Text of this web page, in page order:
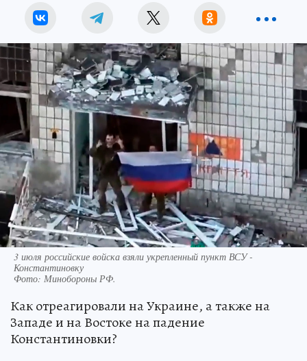
3 июля российские войска взяли укрепленный пункт ВСУ -
Константиновку
Фото: Минобороны РФ.
Как отреагировали на Украине, а также на
Западе и на Востоке на падение
Константиновки?